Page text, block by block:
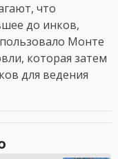
что
до инков,
Монте
которая затем
для ведения